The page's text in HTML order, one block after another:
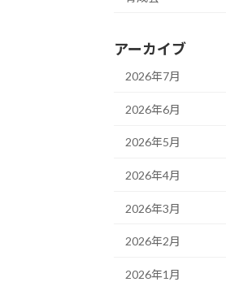
アーカイブ
2026年7月
2026年6月
2026年5月
2026年4月
2026年3月
2026年2月
2026年1月